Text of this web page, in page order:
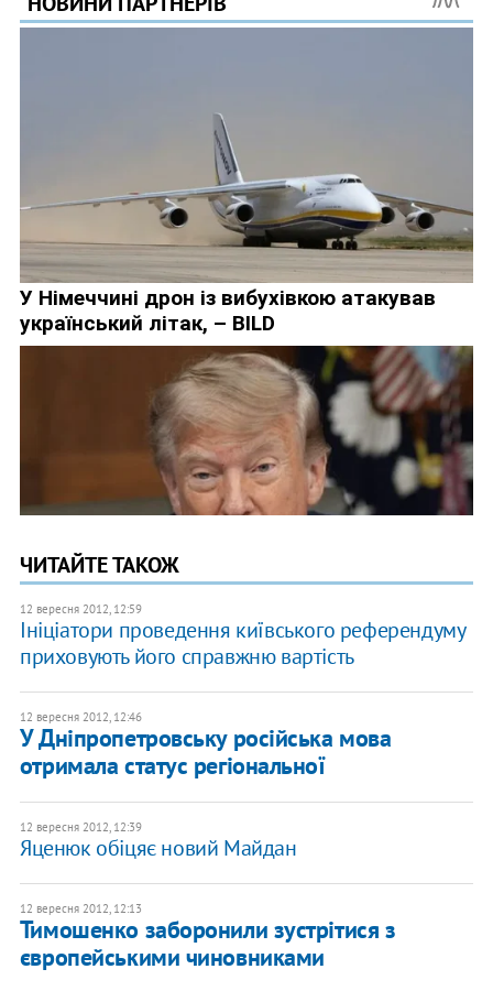
ЧИТАЙТЕ ТАКОЖ
12 вересня 2012, 12:59
Ініціатори проведення київського референдуму
приховують його справжню вартість
12 вересня 2012, 12:46
У Дніпропетровську російська мова
отримала статус регіональної
12 вересня 2012, 12:39
Яценюк обіцяє новий Майдан
12 вересня 2012, 12:13
Тимошенко заборонили зустрітися з
європейськими чиновниками